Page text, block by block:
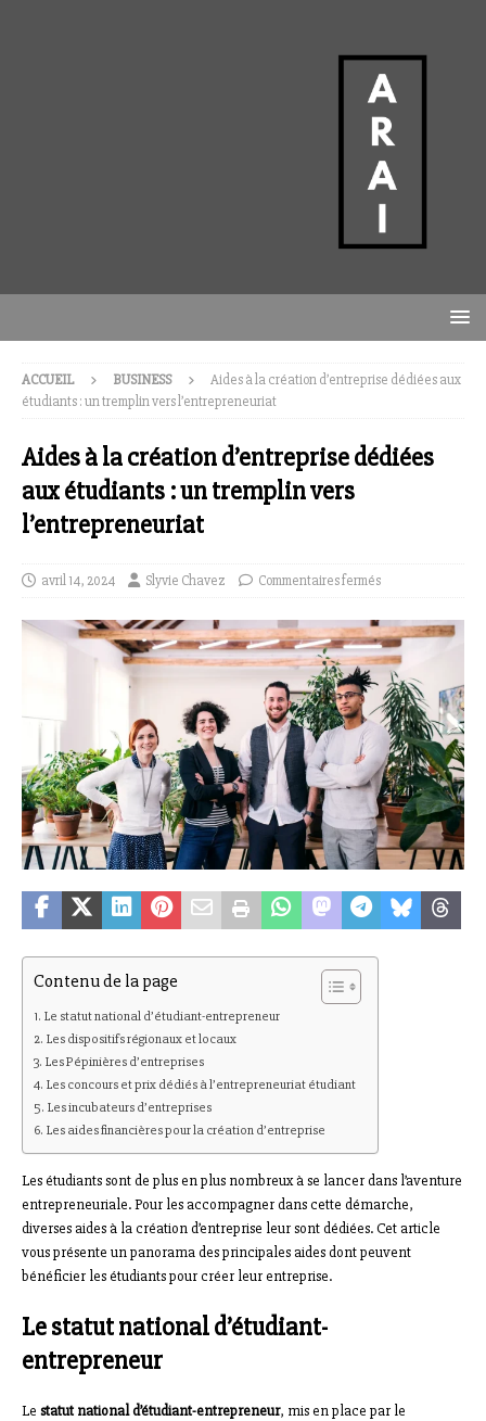
ACCUEIL BUSINESS
Aides à la création d’entreprise dédiées aux
étudiants : un tremplin vers l’entrepreneuriat
Aides à la création d’entreprise dédiées
aux étudiants : un tremplin vers
l’entrepreneuriat
avril 14, 2024 Slyvie Chavez Commentaires fermés
Contenu de la page
Le statut national d’étudiant-entrepreneur
Les dispositifs régionaux et locaux
Les Pépinières d’entreprises
Les concours et prix dédiés à l’entrepreneuriat étudiant
Les incubateurs d’entreprises
Les aides financières pour la création d’entreprise
Les étudiants sont de plus en plus nombreux à se lancer dans l’aventure
entrepreneuriale. Pour les accompagner dans cette démarche,
diverses aides à la création d’entreprise leur sont dédiées. Cet article
vous présente un panorama des principales aides dont peuvent
bénéficier les étudiants pour créer leur entreprise.
Le statut national d’étudiant-
entrepreneur
Le statut national d’étudiant-entrepreneur, mis en place par le